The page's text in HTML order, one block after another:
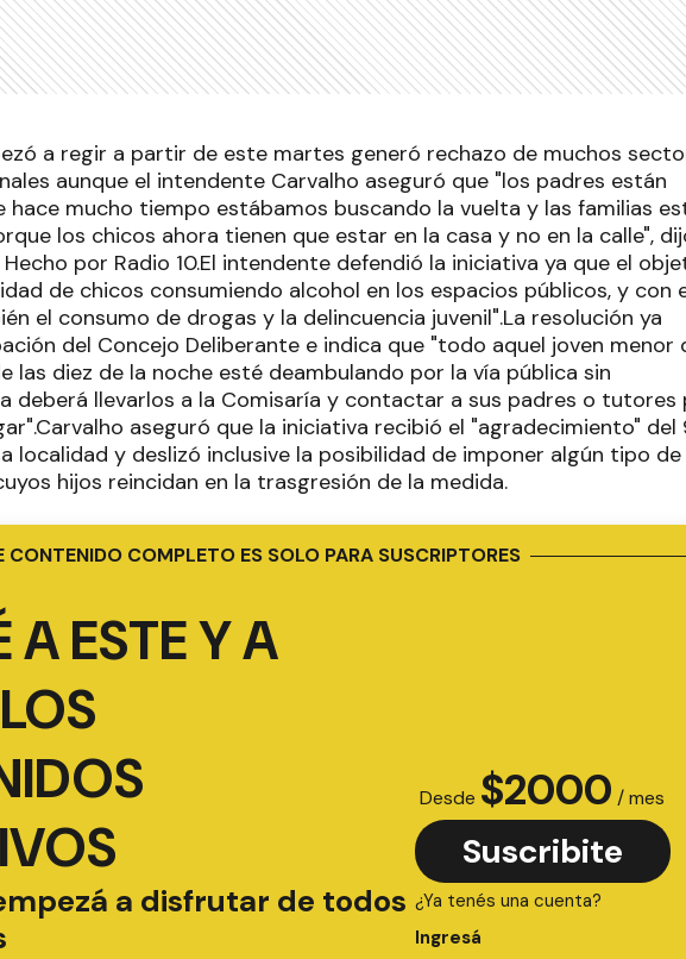
a regir a partir de este martes generó rechazo de muchos
aunque el intendente Carvalho aseguró que "los padres están
hace mucho tiempo estábamos buscando la vuelta y las familias
los chicos ahora tienen que estar en la casa y no en la calle",
por Radio 10.El intendente defendió la iniciativa ya que el
de chicos consumiendo alcohol en los espacios públicos, y con
el consumo de drogas y la delincuencia juvenil".La resolución ya
del Concejo Deliberante e indica que "todo aquel joven menor
las diez de la noche esté deambulando por la vía pública sin
deberá llevarlos a la Comisaría y contactar a sus padres o tutores
aseguró que la iniciativa recibió el "agradecimiento" del
localidad y deslizó inclusive la posibilidad de imponer algún tipo de
hijos reincidan en la trasgresión de la medida.
CONTENIDO COMPLETO ES SOLO PARA SUSCRIPTORES
A ESTE Y A
a disfrutar de todos
Desde $2000 / mes
Suscribite
¿Ya tenés una cuenta?
Ingresá